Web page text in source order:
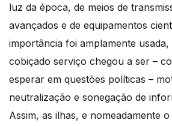
luz da época, de meios de
avançados e de equipamentos
importância foi amplamente
cobiçado serviço chegou a ser –
esperar em questões políticas –
neutralização e sonegação de
Assim, as ilhas, e nomeadamente